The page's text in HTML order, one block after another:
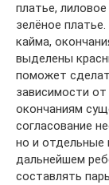
платье,
зелёное
кайма,
выделены
поможет
зависимости
окончаниям
согласование
но и отдельные
дальнейшем
составлять